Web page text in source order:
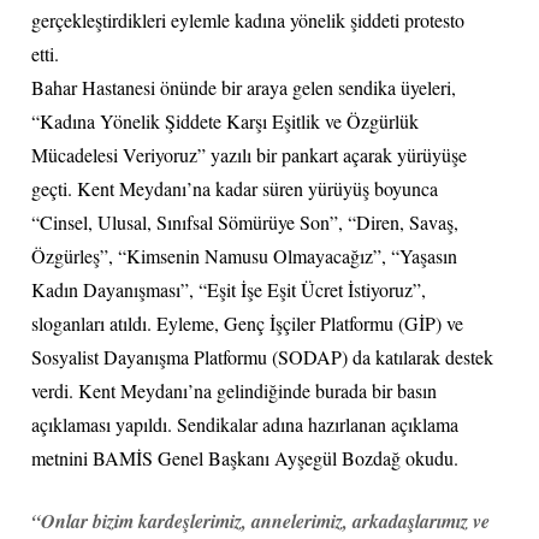
gerçekleştirdikleri eylemle kadına yönelik şiddeti protesto
etti.
Bahar Hastanesi önünde bir araya gelen sendika üyeleri,
“Kadına Yönelik Şiddete Karşı Eşitlik ve Özgürlük
Mücadelesi Veriyoruz” yazılı bir pankart açarak yürüyüşe
geçti. Kent Meydanı’na kadar süren yürüyüş boyunca
“Cinsel, Ulusal, Sınıfsal Sömürüye Son”, “Diren, Savaş,
Özgürleş”, “Kimsenin Namusu Olmayacağız”, “Yaşasın
Kadın Dayanışması”, “Eşit İşe Eşit Ücret İstiyoruz”,
sloganları atıldı. Eyleme, Genç İşçiler Platformu (GİP) ve
Sosyalist Dayanışma Platformu (SODAP) da katılarak destek
verdi. Kent Meydanı’na gelindiğinde burada bir basın
açıklaması yapıldı. Sendikalar adına hazırlanan açıklama
metnini BAMİS Genel Başkanı Ayşegül Bozdağ okudu.
“Onlar bizim kardeşlerimiz, annelerimiz, arkadaşlarımız ve